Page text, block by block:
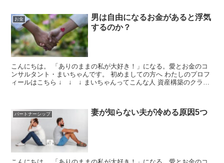
お金
男は自由になるお金があると浮気
するのか？
こんにちは。 「ありのままの私が大好き！」になる。愛とお金のコ
ンサルタント・まいちゃんです。 初めましての方へ わたしのプロフ
ィールはこちら ↓ ↓ ↓ まいちゃんってこんな人 資産構築のクライ
パートナーシップ 妻が知らない夫が冷める原因5つ